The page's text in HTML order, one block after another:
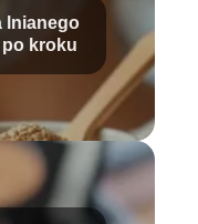
lnianego
kroku